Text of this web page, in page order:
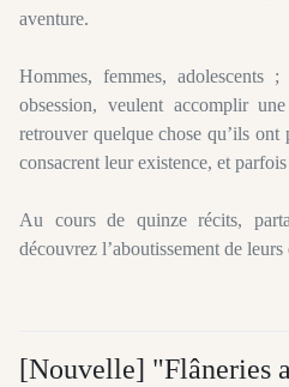
aventure.
Hommes, femmes, adolescents ;
obsession, veulentaccomplir une
retrouver quelque chose qu’ils ont
consacrent leur existence, et
Au cours de quinze récits,
découvrez l’aboutissement de leurs
[Nouvelle] "Flâneries